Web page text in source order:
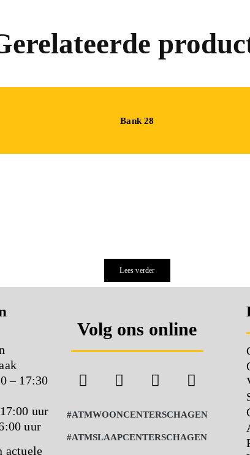
Bank 28
Lees verder
– 17:30
uur
uur
actuele
Volg ons online
#ATMWOONCENTERSCHAGEN
#ATMSLAAPCENTERSCHAGEN